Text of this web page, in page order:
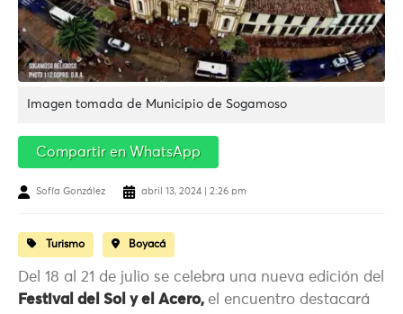
Imagen tomada de Municipio de Sogamoso
Compartir en WhatsApp
Sofía González abril 13, 2024 | 2:26 pm
Turismo Boyacá
Del 18 al 21 de julio se celebra una nueva edición del
Festival del Sol y el Acero, el encuentro destacará